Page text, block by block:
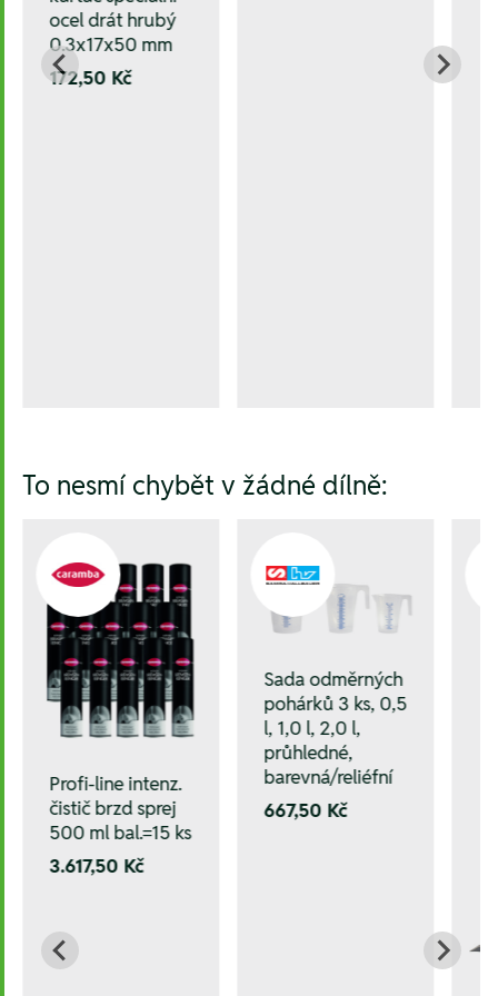
ocel drát hrubý
0.3x17x50 mm
172,50 Kč
To nesmí chybět v žádné dílně:
Profi-line intenz.
čistič brzd sprej
500 ml bal.=15 ks
3.617,50 Kč
Sada odměrných
pohárků 3 ks, 0,5
l, 1,0 l, 2,0 l,
průhledné,
barevná/reliéfní
667,50 Kč